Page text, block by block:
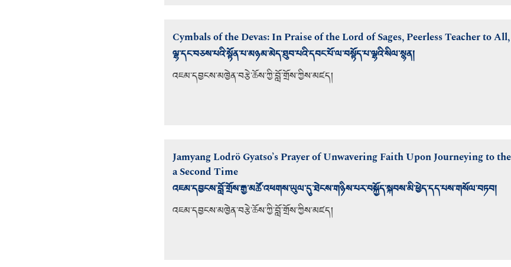
Cymbals of the Devas: In Praise of the Lord of Sages, Peerless Teacher to
ལྷ་དང་བཅས་པའི་སྟོན་པ་མཉམ་མེད་ཐུབ་པའི་དབང་པོ་ལ་བསྟོད་པ་ལྷའི་སིལ་སྙན།
འཇམ་དབྱངས་མཁྱེན་བརྩེ་ཆོས་ཀྱི་བློ་གྲོས་ཀྱིས་མཛད།
Jamyang Lodrö Gyatso’s Prayer of Unwavering Faith Upon Journeying to
a Second Time
འཇམ་དབྱངས་བློ་གྲོས་རྒྱ་མཚོ་འཕགས་ཡུལ་དུ་ཐེངས་གཉིས་པར་བསྐྱོད་སྐབས་མི་ཕྱེད་དད་པས་གསོལ་བཏབ།
འཇམ་དབྱངས་མཁྱེན་བརྩེ་ཆོས་ཀྱི་བློ་གྲོས་ཀྱིས་མཛད།